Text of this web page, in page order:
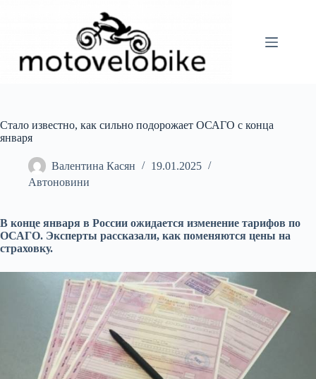
Стало известно, как сильно подорожает ОСАГО с конца
января
Валентина Касян
19.01.2025
Автоновини
В конце января в России ожидается изменение тарифов по
ОСАГО. Эксперты рассказали, как поменяются цены на
страховку.